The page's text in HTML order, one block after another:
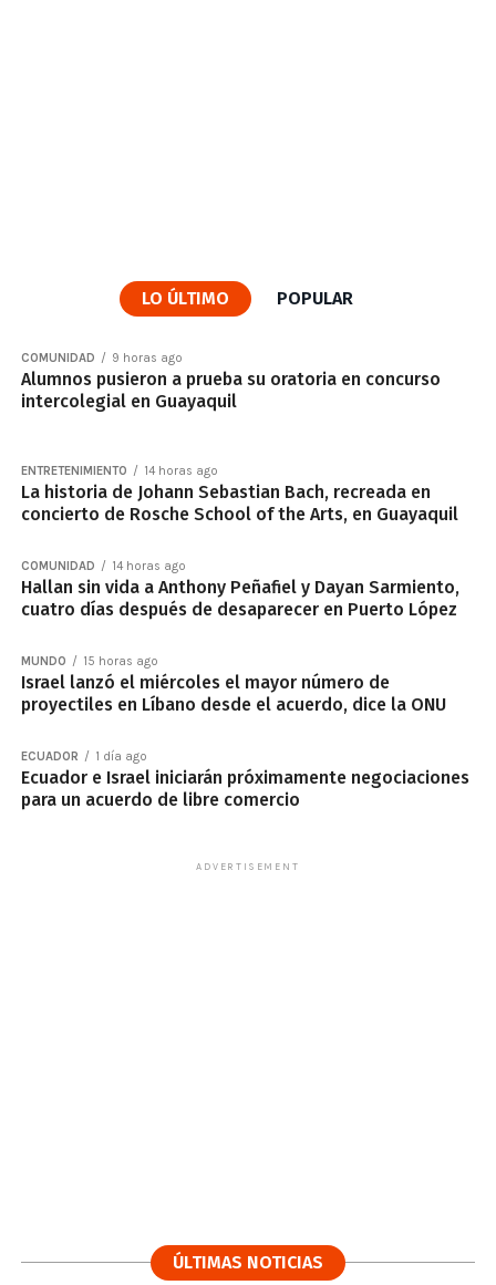
LO ÚLTIMO POPULAR
COMUNIDAD 9 horas ago
Alumnos pusieron a prueba su oratoria en concurso
intercolegial en Guayaquil
ENTRETENIMIENTO 14 horas ago
La historia de Johann Sebastian Bach, recreada en
concierto de Rosche School of the Arts, en Guayaquil
COMUNIDAD 14 horas ago
Hallan sin vida a Anthony Peñafiel y Dayan Sarmiento,
cuatro días después de desaparecer en Puerto López
MUNDO 15 horas ago
Israel lanzó el miércoles el mayor número de
proyectiles en Líbano desde el acuerdo, dice la ONU
ECUADOR 1 día ago
Ecuador e Israel iniciarán próximamente negociaciones
para un acuerdo de libre comercio
ADVERTISEMENT
ÚLTIMAS NOTICIAS